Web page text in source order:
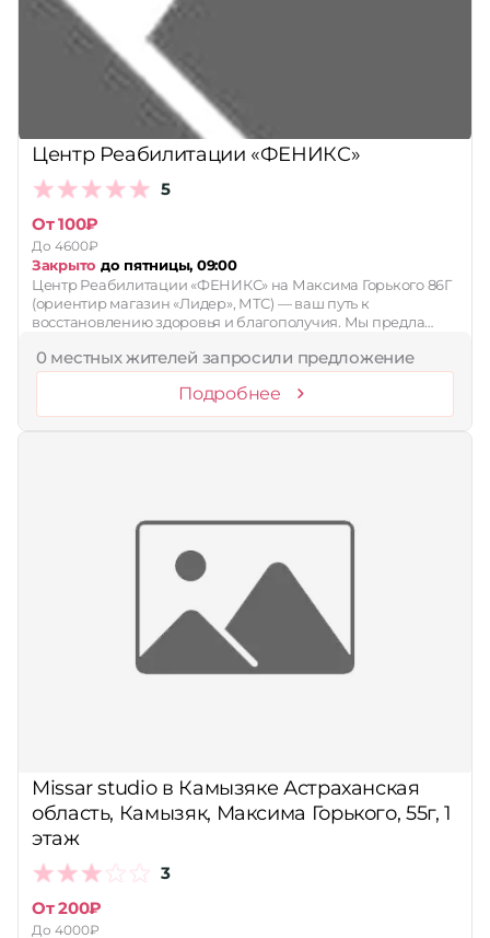
Принимает сертификаты
Сбросить
Центр Реабилитации «ФЕНИКС»
5
От 100₽
До 4600₽
Закрыто до пятницы, 09:00
Центр Реабилитации «ФЕНИКС» на Максима Горького 86Г
(ориентир магазин «Лидер», МТС) — ваш путь к
восстановлению здоровья и благополучия. Мы предла…
0 местных жителей запросили предложение
Подробнее
Missar studio в Камызяке Астраханская
область, Камызяк, Максима Горького, 55г, 1
этаж
3
От 200₽
До 4000₽